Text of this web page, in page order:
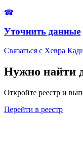
☎
Уточнить данные
Связаться с Хевра
Нужно найти
Откройте реестр и
Перейти в реестр